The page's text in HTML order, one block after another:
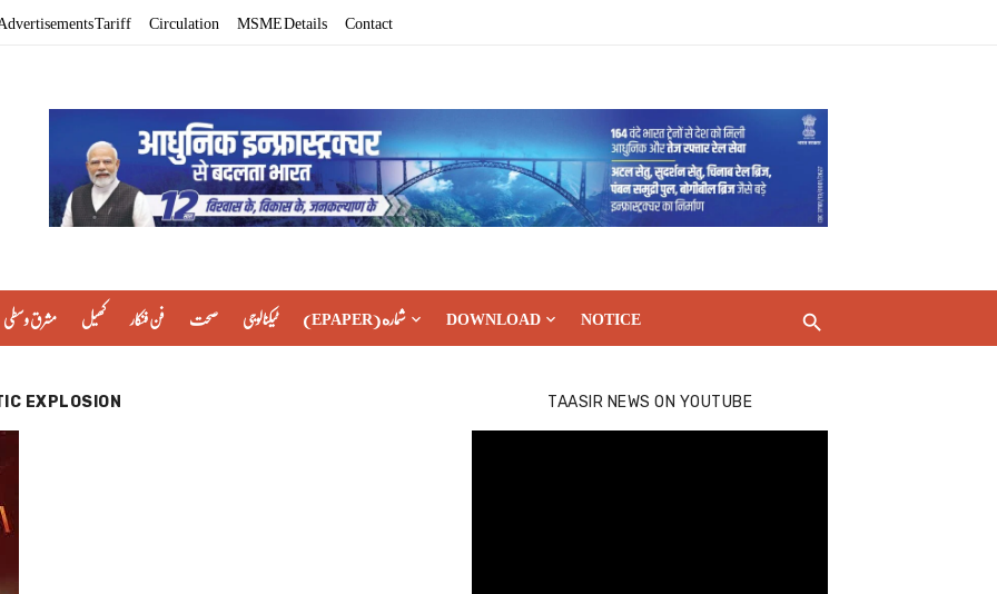
Tariff Circulation MSME Details Contact
مشرق وسطی کھیل فن فنکار صحت ٹیکنالوجی (EPAPER) شماره DOWNLOAD NOTICE
EXPLOSION TAASIR NEWS ON YOUTUBE